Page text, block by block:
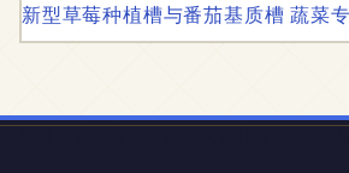
新型草莓种植槽与番茄基质槽 蔬菜